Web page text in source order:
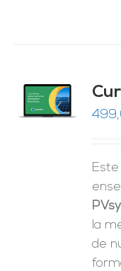
la
de